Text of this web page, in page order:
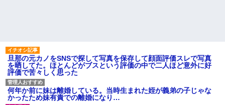
るｗｗｗｗｗｗ「こんな高い
の？ｗｗ」「逆に超安い」
私「ちょっと、人の家の金庫
触らないでよ！」キチママ『そ
こに金庫があったから、開けて
みようとしただけ☆』義兄「泥
は出てけ！二度と来るな！」結
果・・・
旦那の元カノをSNSで探して写真を保存して顔面評価スレで写真
を晒してた。ほとんどがブスという評価の中で二人ほど意外に好
評価で苦々しく思った
何年か前に妹は離婚している。当時生まれた姪が義弟の子じゃな
かったため妹有責での離婚になり…